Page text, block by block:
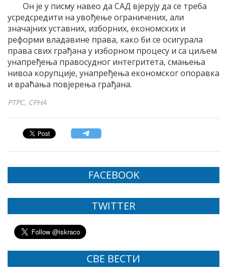
Он је у писму навео да САД вјерују да се треба
усредсредити на увођење ограничених, али
значајних уставних, изборних, економских и
реформи владавине права, како би се осигурала
права свих грађана у изборном процесу и са циљем
унапређења правосудног интегритета, смањења
нивоа корупције, унапређења економског опоравка
и враћања повјерења грађана.
РТРС, СРНА
FACEBOOK
TWITTER
СВЕ ВЕСТИ